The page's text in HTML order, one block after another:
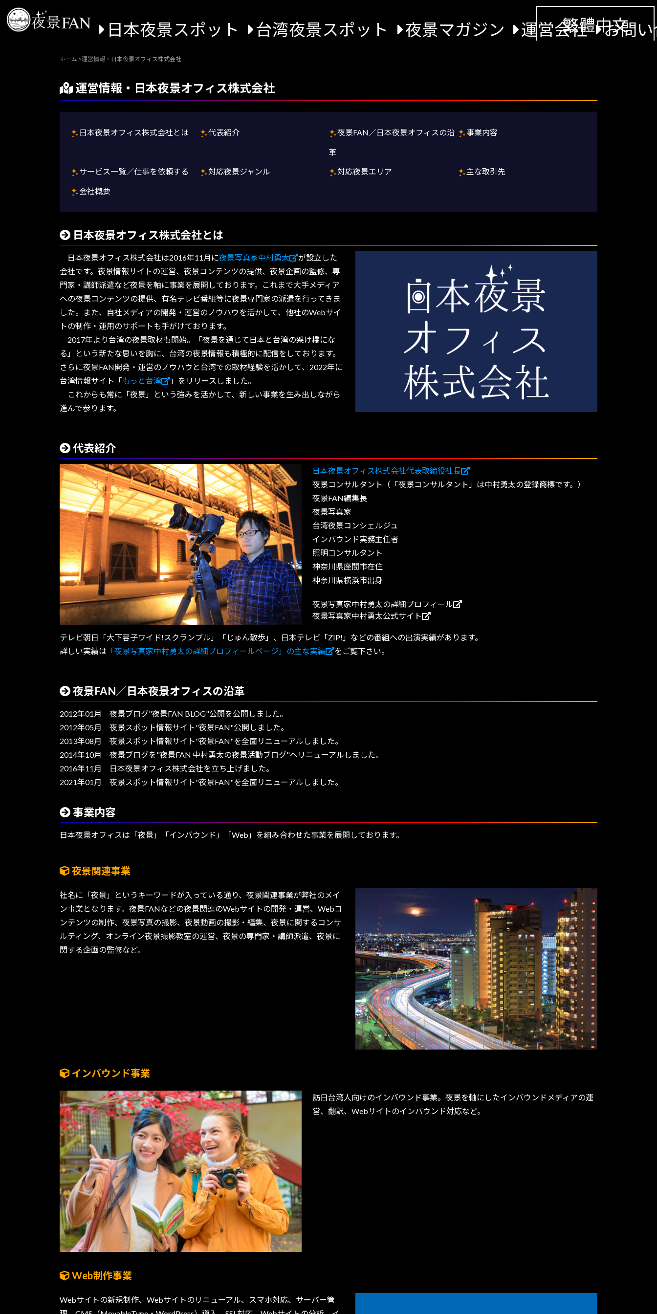
日本夜景スポット 台湾夜景スポット 夜景マガジン 運営会社 お問
繁體中文
ホーム >運営情報・日本夜景オフィス株式会社
運営情報・日本夜景オフィス株式会社
日本夜景オフィス株式会社とは 代表紹介 夜景FAN／日本夜景オフィスの沿
革
事業内容
サービス一覧／仕事を依頼する 対応夜景ジャンル 対応夜景エリア 主な取引先
会社概要
日本夜景オフィス株式会社とは
日本夜景オフィス株式会社は2016年11月に夜景写真家中村勇太
が設立した
会社です。夜景情報サイトの運営、夜景コンテンツの提供、夜景企画の監修、専
門家・講師派遣など夜景を軸に事業を展開しております。これまで大手メディア
への夜景コンテンツの提供、有名テレビ番組等に夜景専門家の派遣を行ってきま
した。また、自社メディアの開発・運営のノウハウを活かして、他社のWebサイ
トの制作・運用のサポートも手がけております。
2017年より台湾の夜景取材も開始。「夜景を通じて日本と台湾の架け橋にな
る」という新たな思いを胸に、台湾の夜景情報も積極的に配信をしております。
さらに夜景FAN開発・運営のノウハウと台湾での取材経験を活かして、2022年に
台湾情報サイト「もっと台湾
」をリリースしました。
これからも常に「夜景」という強みを活かして、新しい事業を生み出しながら
進んで参ります。
代表紹介
日本夜景オフィス株式会社代表取締役社長
夜景コンサルタント（「夜景コンサルタント」は中村勇太の登録商標です。）
夜景FAN編集長
夜景写真家
台湾夜景コンシェルジュ
インバウンド実務主任者
照明コンサルタント
神奈川県座間市在住
神奈川県横浜市出身
夜景写真家中村勇太の詳細プロフィール
夜景写真家中村勇太公式サイト
テレビ朝日「大下容子ワイド!スクランブル」「じゅん散歩」、日本テレビ「ZIP!」などの番組への出演実績があります。
詳しい実績は 「夜景写真家中村勇太の詳細プロフィールページ」の主な実績 をご覧下さい。
夜景FAN／日本夜景オフィスの沿革
2012年01月 夜景ブログ"夜景FAN BLOG"公開を公開しました。
2012年05月 夜景スポット情報サイト"夜景FAN"公開しました。
2013年08月 夜景スポット情報サイト"夜景FAN"を全面リニューアルしました。
2014年10月 夜景ブログを"夜景FAN 中村勇太の夜景活動ブログ"へリニューアルしました。
2016年11月 日本夜景オフィス株式会社を立ち上げました。
2021年01月 夜景スポット情報サイト"夜景FAN"を全面リニューアルしました。
事業内容
日本夜景オフィスは「夜景」「インバウンド」「Web」を組み合わせた事業を展開しております。
夜景関連事業
社名に「夜景」というキーワードが入っている通り、夜景関連事業が弊社のメイ
ン事業となります。夜景FANなどの夜景関連のWebサイトの開発・運営、Webコ
ンテンツの制作、夜景写真の撮影、夜景動画の撮影・編集、夜景に関するコンサ
ルティング、オンライン夜景撮影教室の運営、夜景の専門家・講師派遣、夜景に
関する企画の監修など。
インバウンド事業
訪日台湾人向けのインバウンド事業。夜景を軸にしたインバウンドメディアの運
営、翻訳、Webサイトのインバウンド対応など。
Web制作事業
Webサイトの新規制作、Webサイトのリニューアル、スマホ対応、サーバー管